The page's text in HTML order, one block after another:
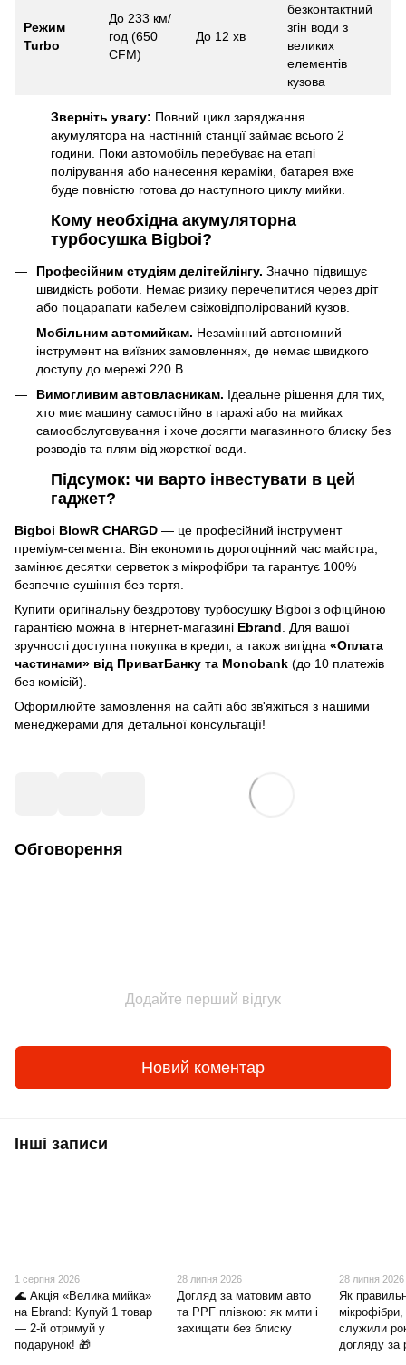
Режим
Turbo
До 233 км/
год (650
CFM)
До 12 хв
безконтактний
згін води з
великих
елементів
кузова
Зверніть увагу: Повний цикл заряджання
акумулятора на настінній станції займає всього 2
години. Поки автомобіль перебуває на етапі
полірування або нанесення кераміки, батарея вже
буде повністю готова до наступного циклу мийки.
Кому необхідна акумуляторна
турбосушка Bigboi?
Професійним студіям делітейлінгу. Значно підвищує
швидкість роботи. Немає ризику перечепитися через дріт
або поцарапати кабелем свіжовідполірований кузов.
Мобільним автомийкам. Незамінний автономний
інструмент на виїзних замовленнях, де немає швидкого
доступу до мережі 220 В.
Вимогливим автовласникам. Ідеальне рішення для тих,
хто миє машину самостійно в гаражі або на мийках
самообслуговування і хоче досягти магазинного блиску без
розводів та плям від жорсткої води.
Підсумок: чи варто інвестувати в цей
гаджет?
Bigboi BlowR CHARGD — це професійний інструмент
преміум-сегмента. Він економить дорогоцінний час майстра,
замінює десятки серветок з мікрофібри та гарантує 100%
безпечне сушіння без тертя.
Купити оригінальну бездротову турбосушку Bigboi з офіційною
гарантією можна в інтернет-магазині Ebrand. Для вашої
зручності доступна покупка в кредит, а також вигідна «Оплата
частинами» від ПриватБанку та Monobank (до 10 платежів
без комісій).
Оформлюйте замовлення на сайті або зв'яжіться з нашими
менеджерами для детальної консультації!
Обговорення
Додайте перший відгук
Новий коментар
Інші записи
1 серпня 2026
🌊 Акція «Велика мийка»
на Ebrand: Купуй 1 товар
— 2-й отримуй у
подарунок! 🎁
28 липня 2026
Догляд за матовим авто
та PPF плівкою: як мити і
захищати без блиску
28 липня 2026
Як
служили
догляду за